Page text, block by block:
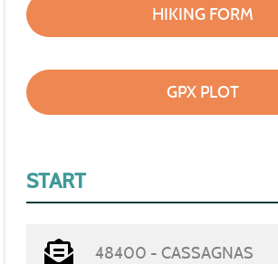
HIKING FORM
GPX PLOT
START
48400 - CASSAGNAS